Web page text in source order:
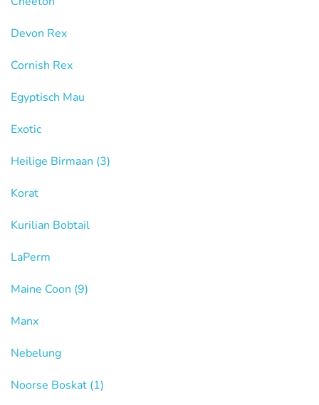
Devon Rex
Cornish Rex
Egyptisch Mau
Exotic
Heilige Birmaan (3)
Korat
Kurilian Bobtail
LaPerm
Maine Coon (9)
Manx
Nebelung
Noorse Boskat (1)